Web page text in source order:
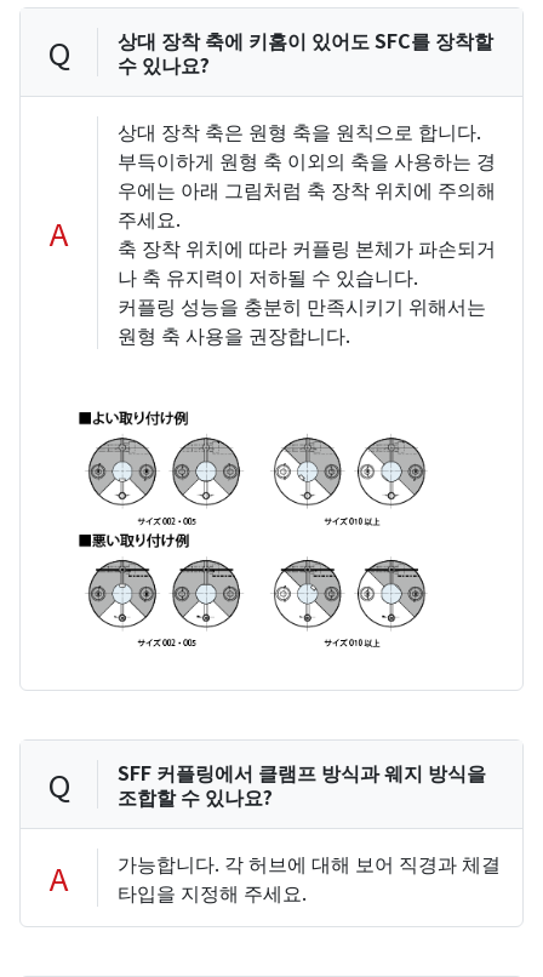
Q
상대 장착 축에 키홈이 있어도 SFC를 장착할
수 있나요?
A
상대 장착 축은 원형 축을 원칙으로 합니다.
부득이하게 원형 축 이외의 축을 사용하는 경
우에는 아래 그림처럼 축 장착 위치에 주의해
주세요.
축 장착 위치에 따라 커플링 본체가 파손되거
나 축 유지력이 저하될 수 있습니다.
커플링 성능을 충분히 만족시키기 위해서는
원형 축 사용을 권장합니다.
Q
SFF 커플링에서 클램프 방식과 웨지 방식을
조합할 수 있나요?
A
가능합니다. 각 허브에 대해 보어 직경과 체결
타입을 지정해 주세요.